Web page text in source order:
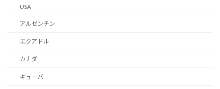
USA
アルゼンチン
エクアドル
カナダ
キューバ